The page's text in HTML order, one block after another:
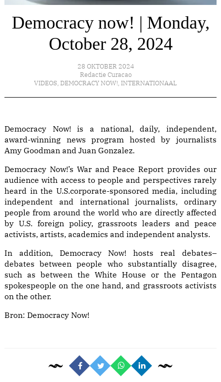
Democracy now! | Monday,
October 28, 2024
28 OKTOBER 2024
Redactie Curacao
VIDEOS, DEMOCRACY NOW!, INTERNATIONAAL
Democracy Now! is a national, daily, independent,
award-winning news program hosted by journalists
Amy Goodman and Juan Gonzalez.
Democracy Now!’s War and Peace Report provides our
audience with access to people and perspectives rarely
heard in the U.S.corporate-sponsored media, including
independent and international journalists, ordinary
people from around the world who are directly affected
by U.S. foreign policy, grassroots leaders and peace
activists, artists, academics and independent analysts.
In addition, Democracy Now! hosts real debates–
debates between people who substantially disagree,
such as between the White House or the Pentagon
spokespeople on the one hand, and grassroots activists
on the other.
Bron: Democracy Now!